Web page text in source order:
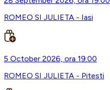
ROMEO SI JULIETA - Iasi
5 October 2026, ora 19:00
ROMEO SI JULIETA - Pitesti